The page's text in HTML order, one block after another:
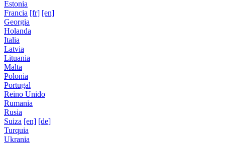
Estonia
Francia [fr] [en]
Georgia
Holanda
Italia
Latvia
Lituania
Malta
Polonia
Portugal
Reino Unido
Rumania
Rusia
Suiza [en] [de]
Turquia
Ukrania